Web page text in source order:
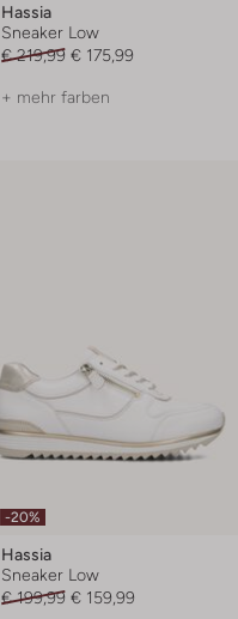
Hassia
Sneaker Low
€ 219,99 € 175,99
+ mehr farben
-20%
Hassia
Sneaker Low
€ 199,99 € 159,99